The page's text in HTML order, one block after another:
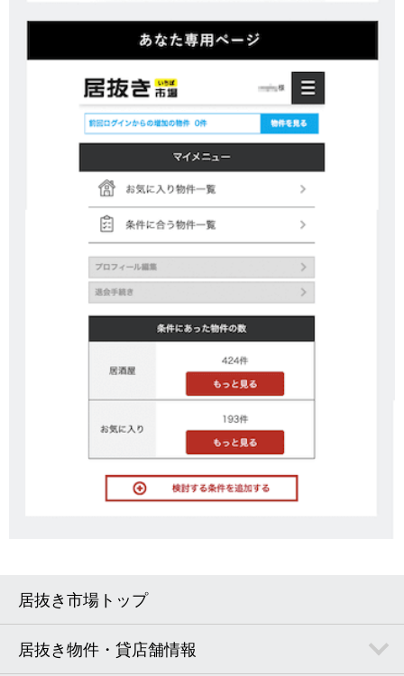
居抜き市場トップ
居抜き物件・貸店舗情報